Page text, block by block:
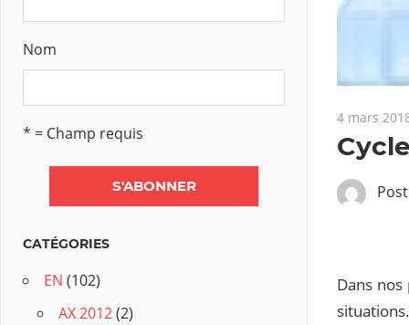
4 mars
Dans
Nom
* = Champ requis
CATÉGORIES
EN (102)
AX 2012(2)